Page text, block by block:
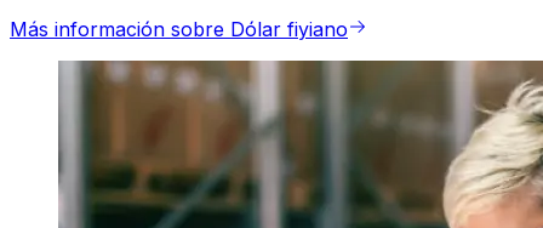
Más información sobre Dólar fiyiano